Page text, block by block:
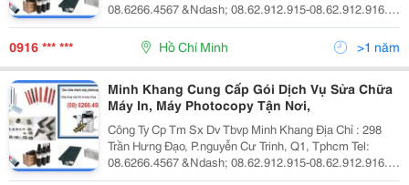
08.6266.4567 &Ndash; 08.62.912.915-08.62.912.916.
Fax: 08.39.209.309 Website: Www.minhkhangjsc.com
0916 *** *** Hồ Chí Minh >1 năm
Minh Khang Cung Cấp Gói Dịch Vụ Sửa Chữa
Máy In, Máy Photocopy Tận Nơi,
Công Ty Cp Tm Sx Dv Tbvp Minh Khang Địa Chỉ : 298
Trần Hưng Đạo, P.nguyễn Cư Trinh, Q1, Tphcm Tel:
08.6266.4567 &Ndash; 08.62.912.915-08.62.912.916.
Fax: 08.39.209.309 Website: Www.minhkhangjsc.com